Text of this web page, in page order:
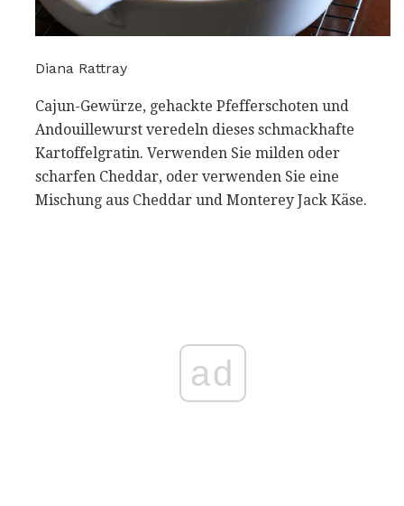
Diana Rattray
Cajun-Gewürze, gehackte Pfefferschoten und
Andouillewurst veredeln dieses schmackhafte
Kartoffelgratin. Verwenden Sie milden oder
scharfen Cheddar, oder verwenden Sie eine
Mischung aus Cheddar und Monterey Jack Käse.
ad